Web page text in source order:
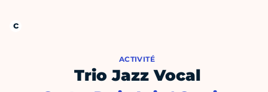
ACTIVITÉ
Trio Jazz Vocal